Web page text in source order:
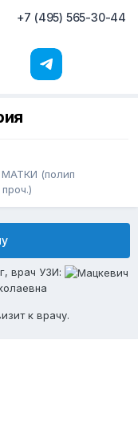
+7 (495) 565-30-44
(полип
врач УЗИ:
к врачу.